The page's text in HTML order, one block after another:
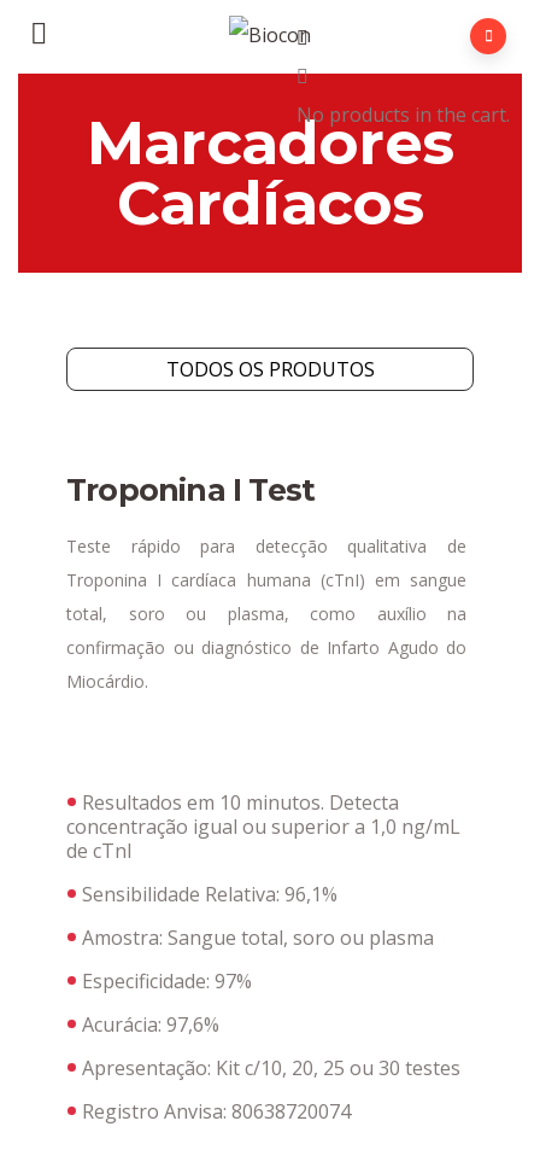
No products in the cart.
Marcadores
Cardíacos
TODOS OS PRODUTOS
Troponina I Test
Teste rápido para detecção qualitativa de
Troponina I cardíaca humana (cTnI) em sangue
total, soro ou plasma, como auxílio na
confirmação ou diagnóstico de Infarto Agudo do
Miocárdio.
Resultados em 10 minutos. Detecta
concentração igual ou superior a 1,0 ng/mL
de cTnI
Sensibilidade Relativa: 96,1%
Amostra: Sangue total, soro ou plasma
Especificidade: 97%
Acurácia: 97,6%
Apresentação: Kit c/10, 20, 25 ou 30 testes
Registro Anvisa:80638720074